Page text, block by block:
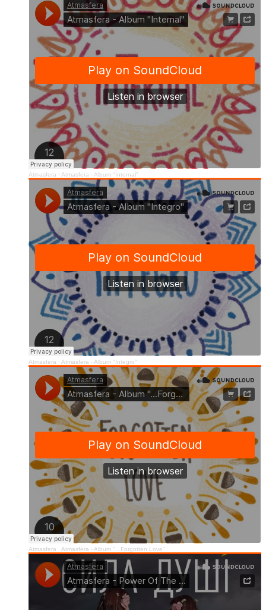
Atmasfera · Atmasfera - Album "Internal"
Atmasfera · Atmasfera - Album "Integro"
Atmasfera · Atmasfera - Album "...Forgotten Love"